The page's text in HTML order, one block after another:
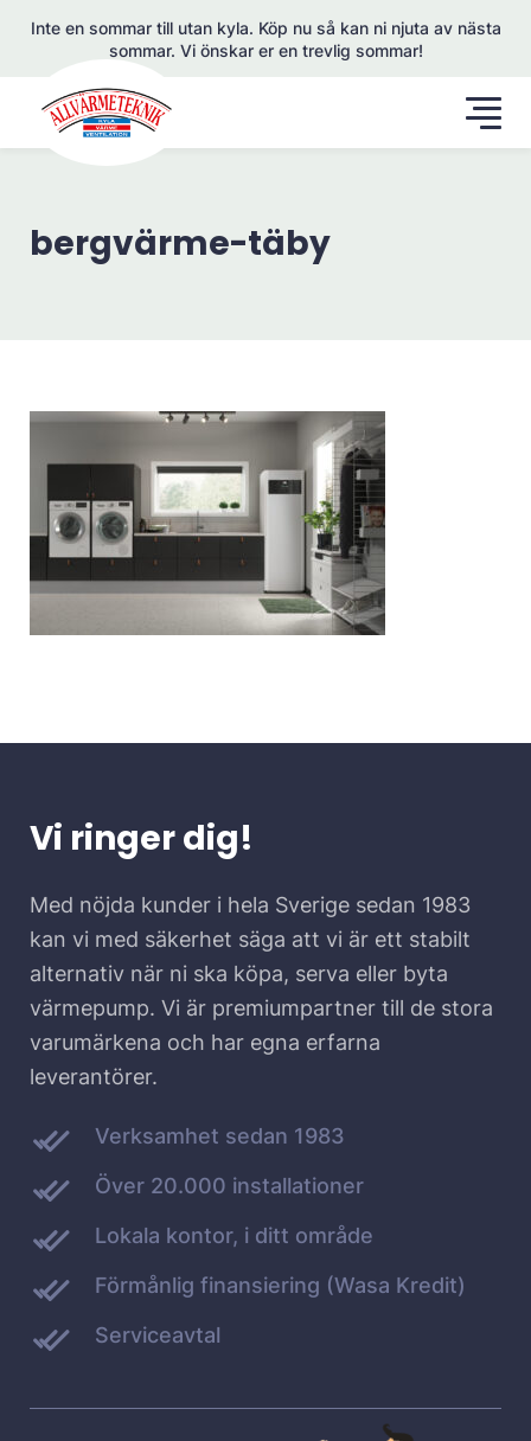
Inte en sommar till utan kyla. Köp nu så kan ni njuta av nästa
sommar. Vi önskar er en trevlig sommar!
bergvärme-täby
Vi ringer dig!
Med nöjda kunder i hela Sverige sedan 1983
kan vi med säkerhet säga att vi är ett stabilt
alternativ när ni ska köpa, serva eller byta
värmepump. Vi är premiumpartner till de stora
varumärkena och har egna erfarna
leverantörer.
Verksamhet sedan 1983
Över 20.000 installationer
Lokala kontor, i ditt område
Förmånlig finansiering (Wasa Kredit)
Serviceavtal